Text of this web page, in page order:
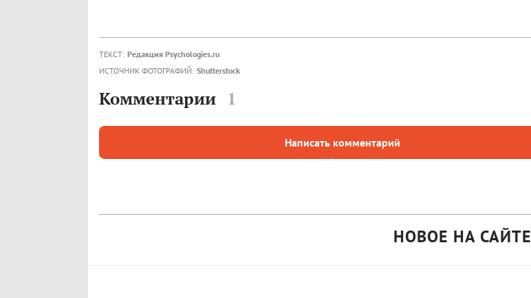
ТЕКСТ: Редакция Psychologies.ru
ИСТОЧНИК ФОТОГРАФИЙ: Shutterstock
Комментарии 1
Написать комментарий
НОВОЕ НА САЙТЕ